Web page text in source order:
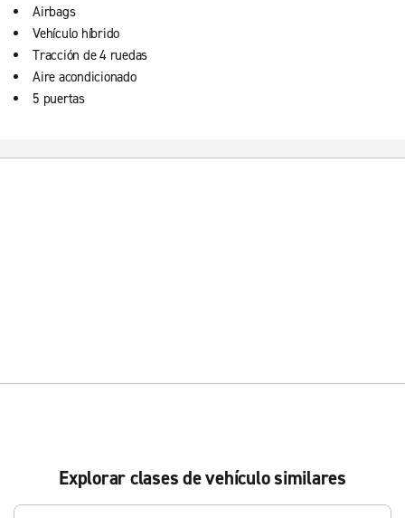
Airbags
Vehículo híbrido
Tracción de 4 ruedas
Aire acondicionado
5 puertas
Explorar clases de vehículo similares